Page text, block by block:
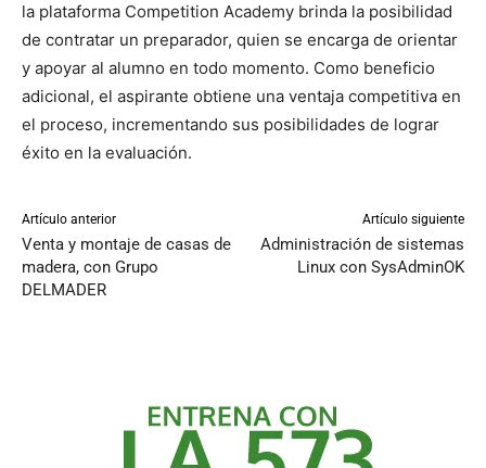
la plataforma Competition Academy brinda la posibilidad
de contratar un preparador, quien se encarga de orientar
y apoyar al alumno en todo momento. Como beneficio
adicional, el aspirante obtiene una ventaja competitiva en
el proceso, incrementando sus posibilidades de lograr
éxito en la evaluación.
Artículo anterior
Venta y montaje de casas de
madera, con Grupo
DELMADER
Artículo siguiente
Administración de sistemas
Linux con SysAdminOK